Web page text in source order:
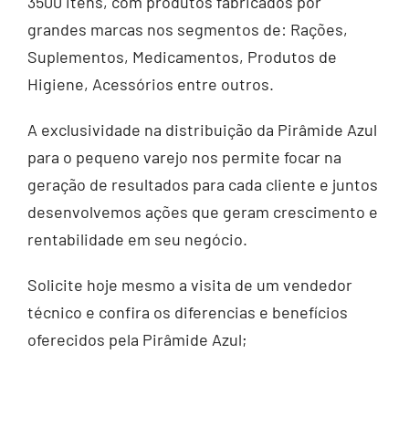
grandes marcas nos segmentos de: Rações,
Suplementos, Medicamentos, Produtos de
Higiene, Acessórios entre outros.
A exclusividade na distribuição da Pirâmide Azul
para o pequeno varejo nos permite focar na
geração de resultados para cada cliente e juntos
desenvolvemos ações que geram crescimento e
rentabilidade em seu negócio.
Solicite hoje mesmo a visita de um vendedor
técnico e confira os diferencias e benefícios
oferecidos pela Pirâmide Azul;